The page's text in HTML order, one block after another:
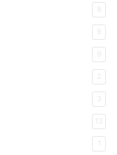
8
9
9
2